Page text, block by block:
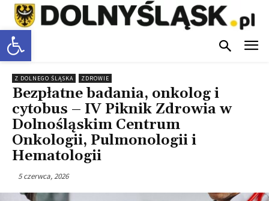
Otwórz pasek narzędzi
Z DOLNEGO ŚLĄSKA ZDROWIE
Bezpłatne badania, onkolog i
cytobus – IV Piknik Zdrowia w
Dolnośląskim Centrum
Onkologii, Pulmonologii i
Hematologii
5 czerwca, 2026